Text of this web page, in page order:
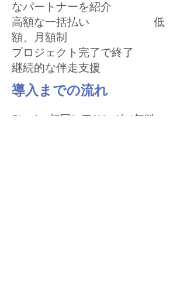
なパートナーを紹介
高額な一括払い 低
額、月額制
プロジェクト完了で終了
継続的な伴走支援
導入までの流れ
Step1：初回ヒアリング（無料・